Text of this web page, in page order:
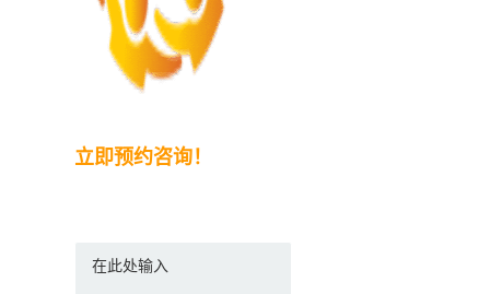
立即预约咨询！